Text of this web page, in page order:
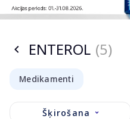
ENTEROL (5)
Medikamenti
Šķirošana